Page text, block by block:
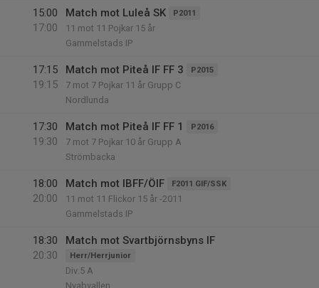
15:00
17:00
Match mot Luleå SK P2011
11 mot 11 Pojkar 15 år
Gammelstads IP
17:15
19:15
Match mot Piteå IF FF 3 P2015
7 mot 7 Pojkar 11 år Grupp C
Nordlunda
17:30
19:30
Match mot Piteå IF FF 1 P2016
7 mot 7 Pojkar 10 år Grupp A
Strömbacka
18:00
20:00
Match mot IBFF/ÖIF F2011 GIF/SSK
11 mot 11 Flickor 15 år -2011
Gammelstads IP
18:30
20:30
Match mot Svartbjörnsbyns IF
Herr/Herrjunior
Div.5 A
Nyabvallen